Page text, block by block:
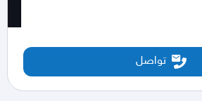
تواصل